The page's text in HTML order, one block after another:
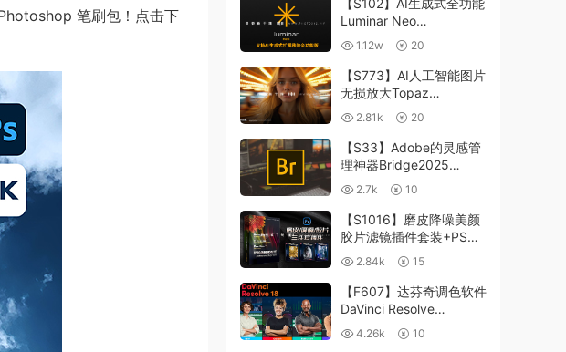
笔刷包！点击下
【S102】AI生成式全功能
Luminar Neo
1.24.4(x64)超强修图插件
中文版WIN+MAC含400
个预设
1.12w 20
【S773】AI人工智能图片
无损放大Topaz
Gigapixel AI 8.4.0.1b照
片模糊清晰 PS插件+独立
版 WIN/MAC
2.81k 20
【S33】Adobe的灵感管
理神器Bridge2025
15.0.3 WIN系统 右键可
进入ACR
2.7k 10
【S1016】磨皮降噪美颜
胶片滤镜插件套装+PS动
作 Imagenomic
Professional Plugin Suite
v2027 Win汉化中文版
2.84k 15
【F607】达芬奇调色软件
DaVinci Resolve
Studio18.6Win、Mac 中
文/英文
4.26k 10